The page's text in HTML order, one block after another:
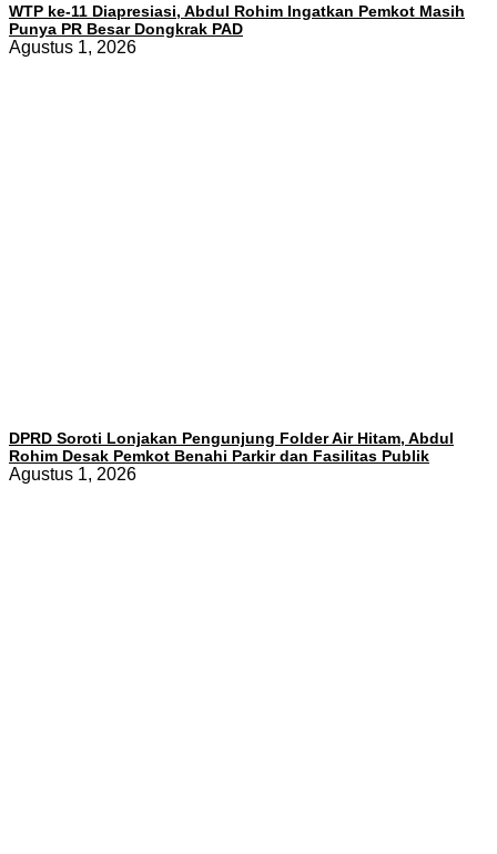
WTP ke-11 Diapresiasi, Abdul Rohim Ingatkan Pemkot Masih
Punya PR Besar Dongkrak PAD
Agustus 1, 2026
DPRD Soroti Lonjakan Pengunjung Folder Air Hitam, Abdul
Rohim Desak Pemkot Benahi Parkir dan Fasilitas Publik
Agustus 1, 2026